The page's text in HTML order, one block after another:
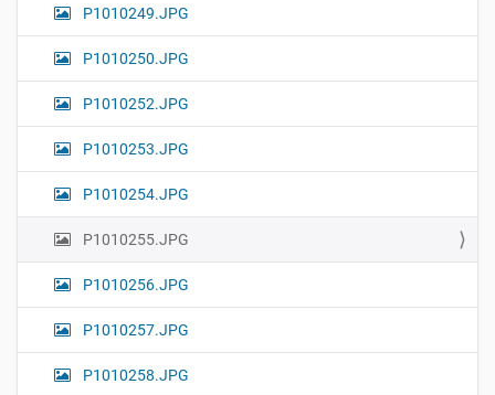
P1010249.JPG
P1010250.JPG
P1010252.JPG
P1010253.JPG
P1010254.JPG
P1010255.JPG
P1010256.JPG
P1010257.JPG
P1010258.JPG